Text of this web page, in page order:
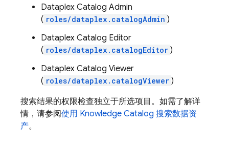
Dataplex Catalog Admin
( roles/dataplex.catalogAdmin )
Dataplex Catalog Editor
( roles/dataplex.catalogEditor )
Dataplex Catalog Viewer
( roles/dataplex.catalogViewer )
搜索结果的权限检查独立于所选项目。如需了解详
情，请参阅使用 Knowledge Catalog 搜索数据资
产。